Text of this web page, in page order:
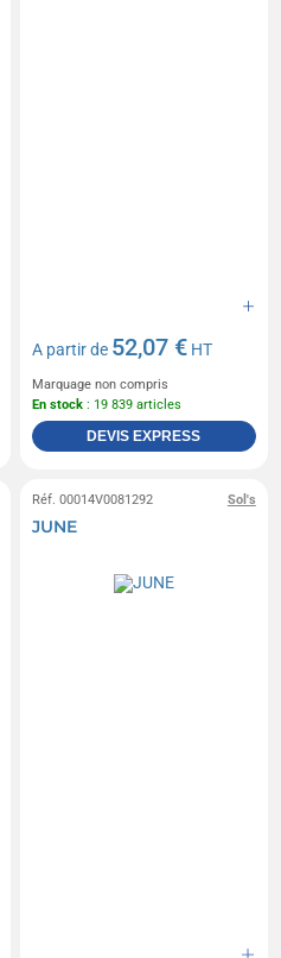
A partir de 52,07 € HT
Marquage non compris
En stock : 19 839 articles
DEVIS EXPRESS
Sol's
Réf. 00014V0081292
JUNE